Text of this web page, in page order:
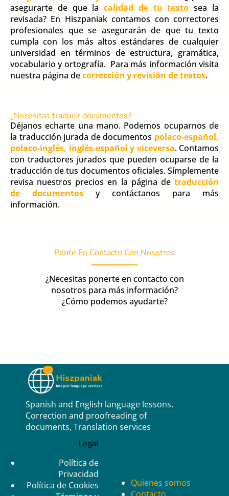
asegurarte de que lacalidad de tu texto sea la
revisada? En Hiszpaniak contamos con correctores
profesionales que se asegurarán de que tu texto
cumpla con los más altos estándares de cualquier
universidad en términos de estructura, gramática,
vocabulario y ortografía. Para más información visita
nuestra página decorrección y revisión de textos.
¿Necesitas traducir documentos?
Déjanos echarte una mano. Podemos ocuparnos de
la traducción jurada de documentos polaco-español,
polaco-inglés, inglés-español y viceversa. Contamos
con traductores jurados que pueden ocuparse de la
traducción de tus documentos oficiales. Símplemente
revisa nuestros precios en la página de traducción
de documentos y contáctanos para más
información.
Ponte En Contacto Con Nosotros
¿Necesitas ponerte en contacto con
nosotros para más información?
¿Cómo podemos ayudarte?
Spanish and English language lessons,
Correction and proofreading of
documents, Translation services
Legal
Política de
Privacidad
Política de Cookies
Quienes somos